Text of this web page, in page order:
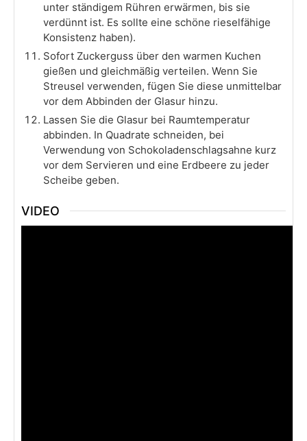
unter ständigem Rühren erwärmen, bis sie
verdünnt ist. Es sollte eine schöne rieselfähige
Konsistenz haben).
Sofort Zuckerguss über den warmen Kuchen
gießen und gleichmäßig verteilen. Wenn Sie
Streusel verwenden, fügen Sie diese unmittelbar
vor dem Abbinden der Glasur hinzu.
Lassen Sie die Glasur bei Raumtemperatur
abbinden. In Quadrate schneiden, bei
Verwendung von Schokoladenschlagsahne kurz
vor dem Servieren und eine Erdbeere zu jeder
Scheibe geben.
VIDEO